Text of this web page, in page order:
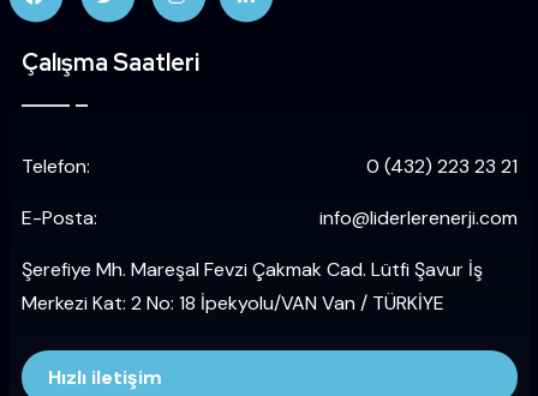
Çalışma Saatleri
Telefon: 0 (432) 223 23 21
E-Posta: info@liderlerenerji.com
Şerefiye Mh. Mareşal Fevzi Çakmak Cad. Lütfi Şavur İş
Merkezi Kat: 2 No: 18 İpekyolu/VAN Van / TÜRKİYE
Hızlı iletişim